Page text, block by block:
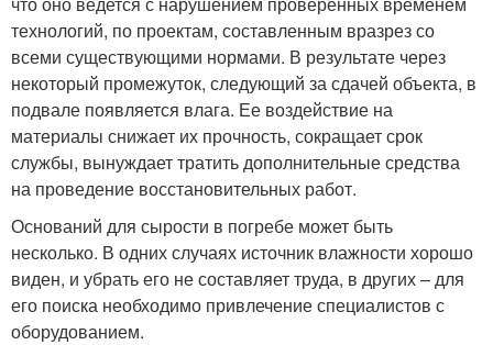
технологий, по проектам, составленным вразрез со
всеми существующими нормами. В результате через
некоторый промежуток, следующий за сдачей объекта, в
подвале появляется влага. Ее воздействие на
материалы снижает их прочность, сокращает срок
службы, вынуждает тратить дополнительные средства
на проведение восстановительных работ.
Оснований для сырости в погребе может быть
несколько. В одних случаях источник влажности хорошо
виден, и убрать его не составляет труда, в других – для
его поиска необходимо привлечение специалистов с
оборудованием.